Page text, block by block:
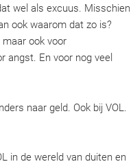
wel als excuus. Misschien
ook waarom dat zo is?
maar ook voor
angst. En voor nog veel
naar geld. Ook bij VOL.
in de wereld van duiten en